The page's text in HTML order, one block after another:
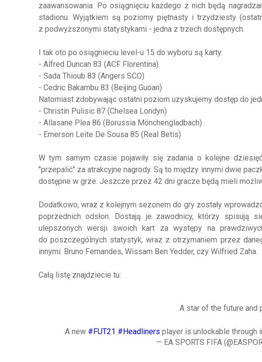
zaawansowania. Po osiągnięciu każdego z nich będą
stadionu. Wyjątkiem są poziomy piętnasty i trzydziesty
z podwyższonymi statystykami - jedna z trzech dostępnych.
I tak oto po osiągnieciu level-u 15 do wyboru są karty:
- Alfred Duncan 83 (ACF Florentina)
- Sada Thioub 83 (Angers SCO)
- Cedric Bakambu 83 (Beijing Guoan)
Natomiast zdobywając ostatni poziom uzyskujemy dostęp do
- Christin Pulisic 87 (Chelsea Londyn)
- Allasane Plea 86 (Borussia Mönchengladbach)
- Emerson Leite De Sousa 85 (Real Betis)
W tym samym czasie pojawiły się zadania o kolejne
"przepalić" za atrakcyjne nagrody. Są to między innymi dwie
dostępne w grze. Jeszcze przez 42 dni gracze będą mieli
Dodatkowo, wraz z kolejnym sezonem do gry zostały
poprzednich odsłon. Dostają je zawodnicy, którzy
ulepszonych wersji swoich kart za występy na
do poszczególnych statystyk, wraz z otrzymaniem przez
innymi: Bruno Fernandes, Wissam Ben Yedder, czy Wilfried Zaha.
Całą listę znajdziecie tu:
A star of the future and
A new #FUT21 #Headliners player is unlockable through
— EA SPORTS FIFA